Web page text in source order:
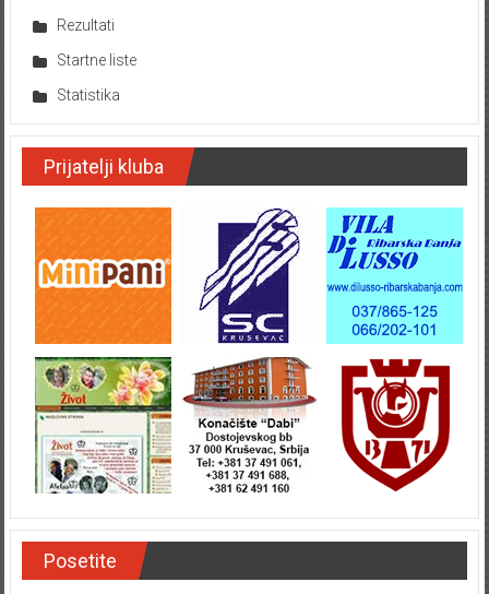
Rezultati
Startne liste
Statistika
Prijatelji kluba
Posetite